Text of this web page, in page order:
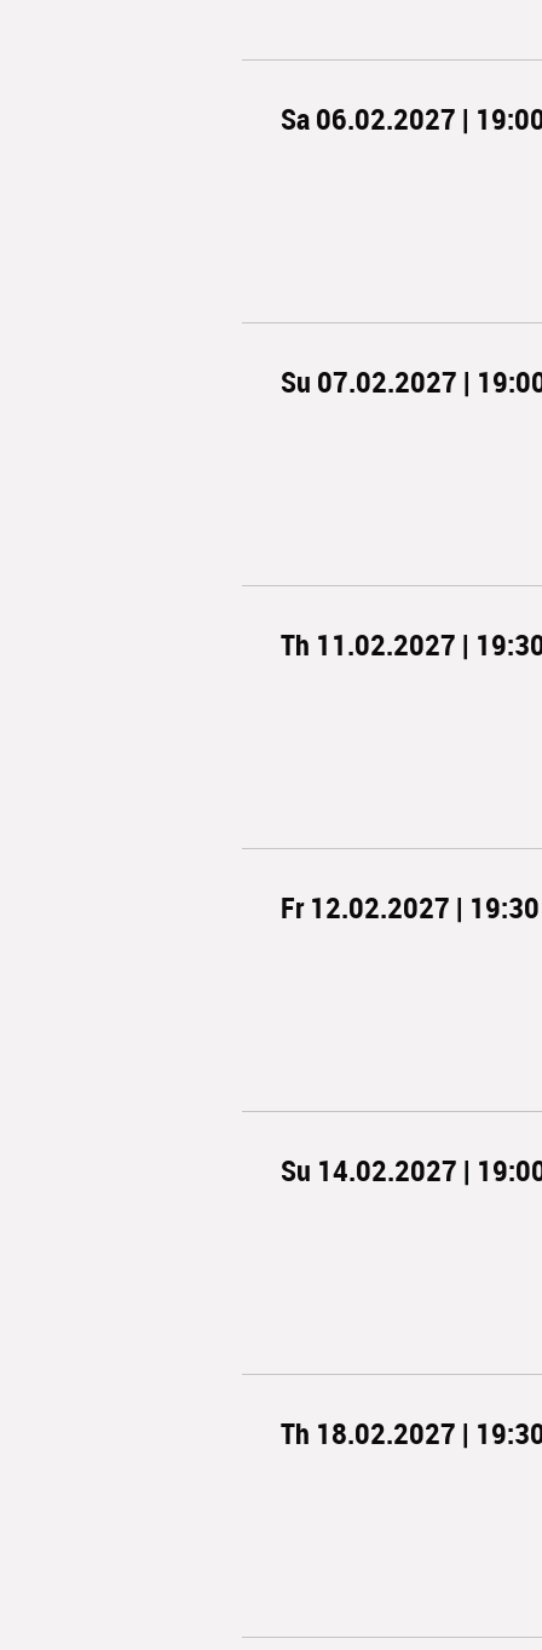
Sa 06.02.2027 |
Su 07.02.2027 |
Th 11.02.2027 |
Fr 12.02.2027 | 19:30
Su 14.02.2027 |
Th 18.02.2027 |